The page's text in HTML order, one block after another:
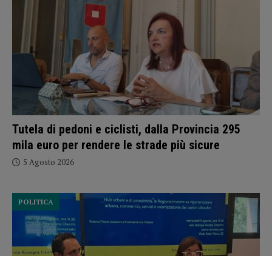
Tutela di pedoni e ciclisti, dalla Provincia 295
mila euro per rendere le strade più sicure
5 Agosto 2026
POLITICA